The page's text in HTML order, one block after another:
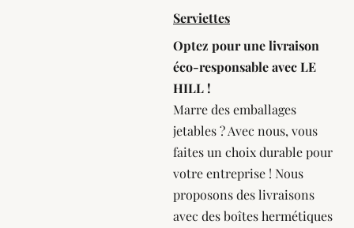
Serviettes
Optez pour une livraison
éco-responsable avec LE
HILL !
Marre des emballages
jetables ? Avec nous, vous
faites un choix durable pour
votre entreprise ! Nous
proposons des livraisons
avec des boîtes hermétiques